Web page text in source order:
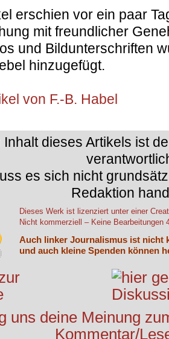
erschien vor ein paar
mit freundlicher
und Bildunterschriften
hinzugefügt.
von F.-B. Habel
Inhalt dieses Artikels ist
es sich nicht
Redaktion
Dieses Werk ist lizenziert unter einer
Nicht kommerziell – Keine Bearbeitungen
Auch linker Journalismus ist nicht
und auch kleine Spenden können